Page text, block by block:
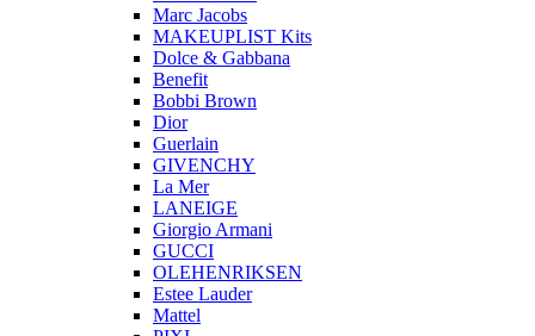
Marc Jacobs
MAKEUPLIST Kits
Dolce & Gabbana
Benefit
Bobbi Brown
Dior
Guerlain
GIVENCHY
La Mer
LANEIGE
Giorgio Armani
GUCCI
OLEHENRIKSEN
Estee Lauder
Mattel